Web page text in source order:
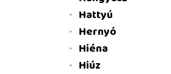
Hattyú
Hernyó
Hiéna
Hiúz